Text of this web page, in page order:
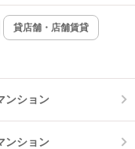
ンターネット無料
貸店舗・店舗賃貸
ンション
ンション